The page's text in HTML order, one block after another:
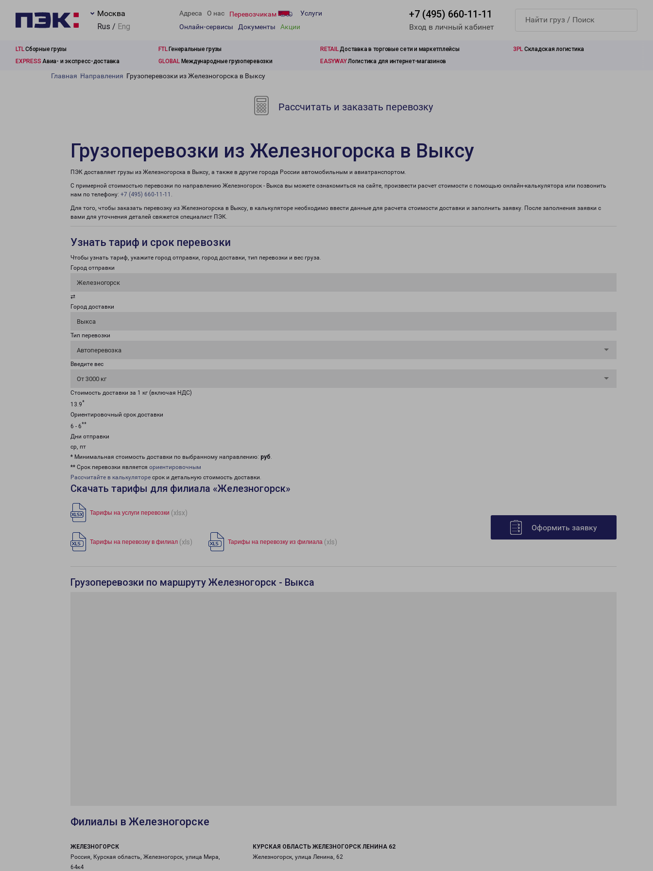
Москва
Rus / Eng
Адреса О нас Перевозчикам
Услуги
Онлайн-сервисы
Документы Акции
+7 (495) 660-11-11
Вход в личный кабинет
LTLСборные грузы FTLГенеральные грузы RETAILДоставка в торговые сети и маркетплейсы 3PL Складская логистика
EXPRESS Авиа- и экспресс-доставка GLOBALМеждународные грузоперевозки EASYWAYЛогистика для интернет-магазинов
Главная Направления Грузоперевозки из Железногорска в Выксу
Рассчитать и заказать перевозку
Грузоперевозки из Железногорска в Выксу
ПЭК доставляет грузы из Железногорска в Выксу, а также в другие города России автомобильным и авиатранспортом.
С примерной стоимостью перевозки по направлению Железногорск - Выкса вы можете ознакомиться на сайте, произвести расчет стоимости с помощью онлайн-калькулятора или позвонить
нам по телефону: +7 (495) 660-11-11 .
Для того, чтобы заказать перевозку из Железногорска в Выксу, в калькуляторе необходимо ввести данные для расчета стоимости доставки и заполнить заявку. После заполнения заявки с
вами для уточнения деталей свяжется специалист ПЭК.
Узнать тариф и срок перевозки
Чтобы узнать тариф, укажите город отправки, город доставки, тип перевозки и вес груза.
Город отправки
Железногорск
⇄
Город доставки
Выкса
Тип перевозки
Автоперевозка
Введите вес
От 3000 кг
Стоимость доставки за 1 кг (включая НДС)
13.9*
Ориентировочный срок доставки
6 - 6**
Дни отправки
ср, пт
* Минимальная стоимость доставки по выбранному направлению: руб.
** Срок перевозки является ориентировочным
Рассчитайте в калькуляторе срок и детальную стоимость доставки.
Скачать тарифы для филиала «Железногорск»
Тарифы на услуги перевозки (xlsx)
Тарифы на перевозку в филиал (xls) Тарифы на перевозку из филиала (xls)
Оформить заявку
Грузоперевозки по маршруту Железногорск - Выкса
Филиалы в Железногорске
ЖЕЛЕЗНОГОРСК
Россия, Курская область, Железногорск, улица Мира,
64к4
КУРСКАЯ ОБЛАСТЬ ЖЕЛЕЗНОГОРСК ЛЕНИНА 62
Железногорск, улица Ленина, 62